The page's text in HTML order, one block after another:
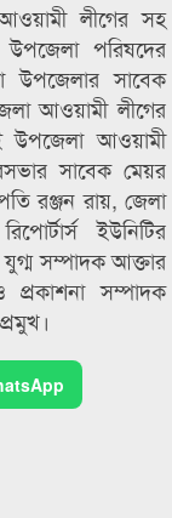
লীগের সহ
পরিষদের
উপজেলার সাবেক
আওয়ামী লীগের
উপজেলা আওয়ামী
সাবেক মেয়র
রঞ্জন রায়, জেলা
ইউনিটির
সম্পাদক আক্তার
সম্পাদক